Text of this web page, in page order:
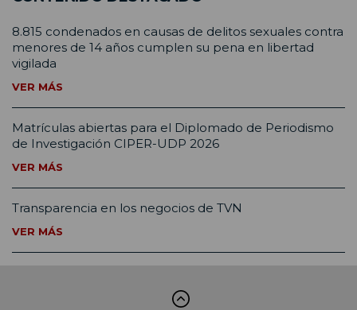
8.815 condenados en causas de delitos sexuales contra
menores de 14 años cumplen su pena en libertad
vigilada
VER MÁS
Matrículas abiertas para el Diplomado de Periodismo
de Investigación CIPER-UDP 2026
VER MÁS
Transparencia en los negocios de TVN
VER MÁS